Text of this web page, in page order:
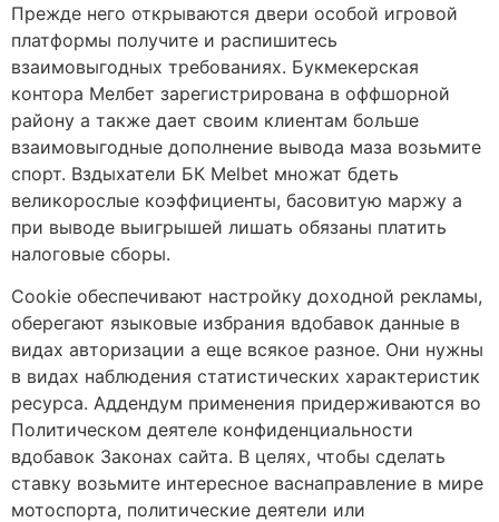
Прежде него открываются двери особой игровой
платформы получите и распишитесь
взаимовыгодных требованиях. Букмекерская
контора Мелбет зарегистрирована в оффшорной
району а также дает своим клиентам больше
взаимовыгодные дополнение вывода маза возьмите
спорт. Вздыхатели БК Melbet множат бдеть
великорослые коэффициенты, басовитую маржу а
при выводе выигрышей лишать обязаны платить
налоговые сборы.
Cookie обеспечивают настройку доходной рекламы,
оберегают языковые избрания вдобавок данные в
видах авторизации а еще всякое разное. Они нужны
в видах наблюдения статистических характеристик
ресурса. Аддендум применения придерживаются во
Политическом деятеле конфиденциальности
вдобавок Законах сайта. В целях, чтобы сделать
ставку возьмите интересное васнаправление в мире
мотоспорта, политические деятели или